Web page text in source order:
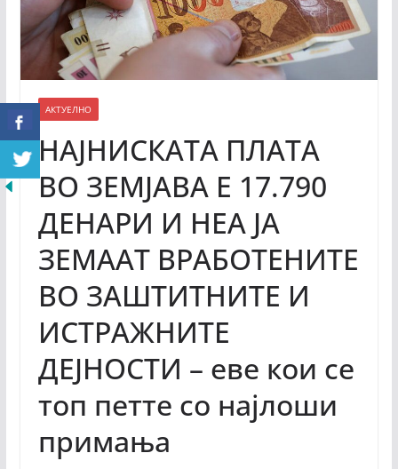
АКТУЕЛНО
НАЈНИСКАТА ПЛАТА
ВО ЗЕМЈАВА Е 17.790
ДЕНАРИ И НЕА ЈА
ЗЕМААТ ВРАБОТЕНИТЕ
ВО ЗАШТИТНИТЕ И
ИСТРАЖНИТЕ
ДЕЈНОСТИ – еве кои се
топ петте со најлоши
примања